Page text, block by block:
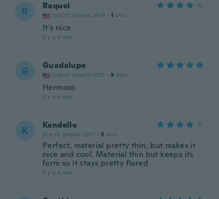
R Raquel
Inscrit depuis 2014 · 1 avis
It's nice
il y a 4 ans
G Guadalupe
Inscrit depuis 2021 · 3 avis
Hermoso
il y a 4 ans
K Kendelle
Inscrit depuis 2017 · 5 avis
Perfect, material pretty thin, but makes it
nice and cool. Material thin but keeps its
form so it stays pretty flared
il y a 4 ans